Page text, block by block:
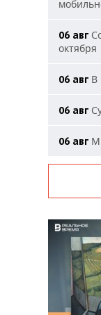
06 авг
октября
06 авг В
06 авг
06 авг